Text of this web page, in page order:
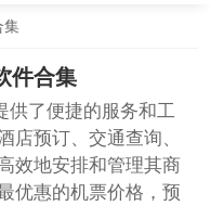
集
件合集
供了便捷的服务和工
店预订、交通查询、
效地安排和管理其商
优惠的机票价格，预